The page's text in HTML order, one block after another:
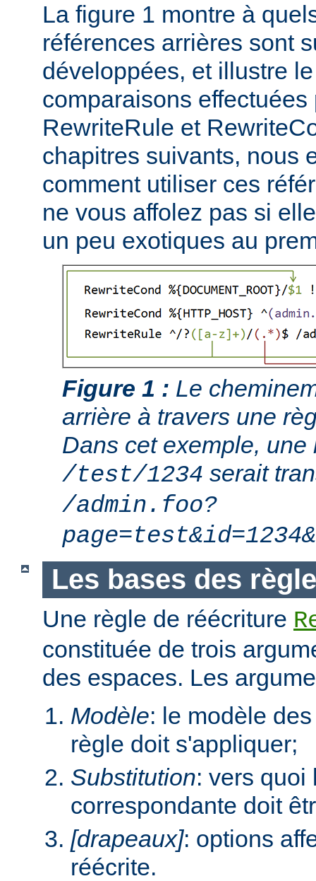
La figure 1 montre à
références arrières sont
développées, et illustre
comparaisons
RewriteRule et
chapitres suivants, nous
comment utiliser ces
ne vous affolez pas si
un peu exotiques au
Figure 1 : Le
arrière à travers une
Dans cet exemple, une
/test/1234 serait
/admin.foo?
Les bases des
Une règle de réécriture
constituée de trois
des espaces. Les
Modèle: le modèle
règle doit s'appliquer;
Substitution: vers quoi
correspondante doit
[drapeaux]: options
réécrite.